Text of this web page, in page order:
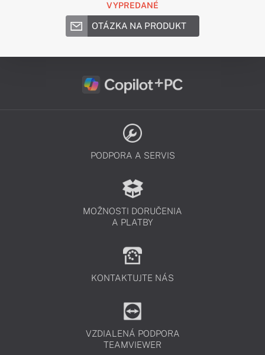
VYPREDANÉ
OTÁZKA NA PRODUKT
PODPORA A SERVIS
MOŽNOSTI DORUČENIA
A PLATBY
KONTAKTUJTE NÁS
VZDIALENÁ PODPORA
TEAMVIEWER